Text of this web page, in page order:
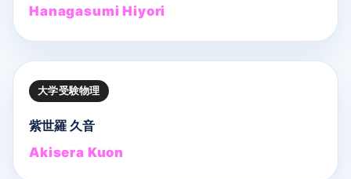
Hanagasumi Hiyori
大学受験物理
紫世羅 久音
Akisera Kuon